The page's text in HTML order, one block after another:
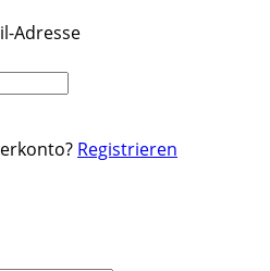
Adresse
Registrieren